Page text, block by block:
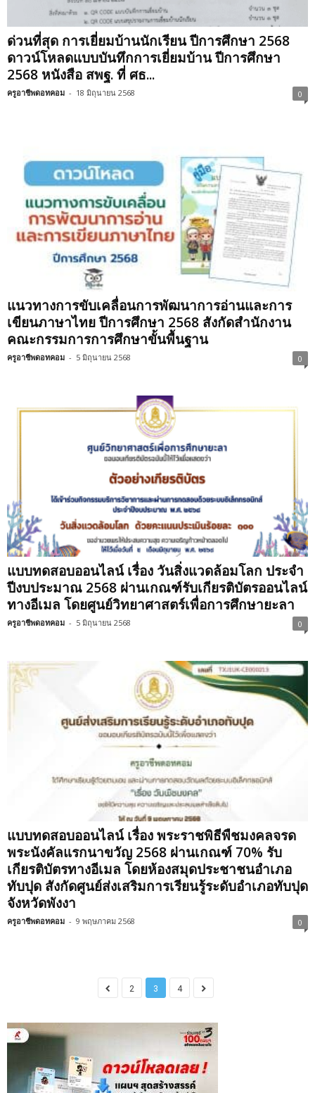
ด่วนที่สุด การเยี่ยมบ้านนักเรียน ปีการศึกษา 2568
ดาวน์โหลดแบบบันทึกการเยี่ยมบ้าน ปีการศึกษา
2568 หนังสือ สพฐ. ที่ ศธ...
ครูอาชีพดอทคอม - 18 มิถุนายน 2568 0
แนวทางการขับเคลื่อนการพัฒนาการอ่านและการ
เขียนภาษาไทย ปีการศึกษา 2568 สังกัดสำนักงาน
คณะกรรมการการศึกษาขั้นพื้นฐาน
ครูอาชีพดอทคอม - 5 มิถุนายน 2568 0
แบบทดสอบออนไลน์ เรื่อง วันสิ่งแวดล้อมโลก ประจำ
ปีงบประมาณ 2568 ผ่านเกณฑ์รับเกียรติบัตรออนไลน์
ทางอีเมล โดยศูนย์วิทยาศาสตร์เพื่อการศึกษายะลา
ครูอาชีพดอทคอม - 5 มิถุนายน 2568 0
แบบทดสอบออนไลน์ เรื่อง พระราชพิธีพืชมงคลจรด
พระนังคัลแรกนาขวัญ 2568 ผ่านเกณฑ์ 70% รับ
เกียรติบัตรทางอีเมล โดยห้องสมุดประชาชนอำเภอ
ทับปุด สังกัดศูนย์ส่งเสริมการเรียนรู้ระดับอำเภอทับปุด
จังหวัดพังงา
ครูอาชีพดอทคอม - 9 พฤษภาคม 2568 0
2 3 4